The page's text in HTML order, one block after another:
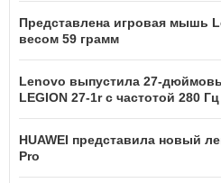
Представлена игровая мышь
весом 59 грамм
Lenovo выпустила 27-
LEGION 27-1r с частотой 280 Гц
HUAWEI представила новый
Pro